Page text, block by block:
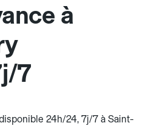
à
7
24h/24, 7j/7 à Saint-